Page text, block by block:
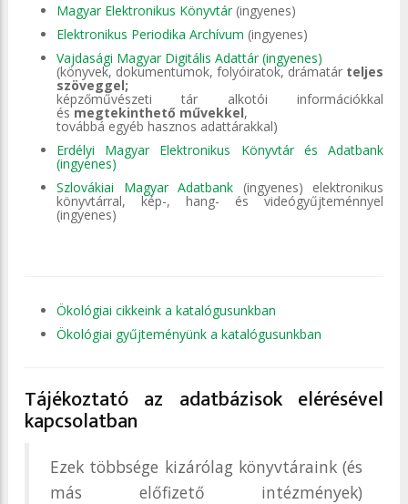
Magyar Elektronikus Könyvtár(ingyenes)
Elektronikus Periodika Archívum (ingyenes)
Vajdasági Magyar Digitális Adattár (ingyenes)
(könyvek, dokumentumok, folyóiratok, drámatár teljes
szöveggel;
képzőművészeti tár alkotói információkkal
ésmegtekinthető művekkel,
továbbá egyéb hasznos adattárakkal)
Erdélyi Magyar Elektronikus Könyvtár és Adatbank
(ingyenes)
Szlovákiai Magyar Adatbank (ingyenes) elektronikus
könyvtárral, kép-, hang- és videógyűjteménnyel
(ingyenes)
Ökológiai cikkeink a katalógusunkban
Ökológiai gyűjteményünk a katalógusunkban
Tájékoztató az adatbázisok elérésével
kapcsolatban
Ezek többsége kizárólag könyvtáraink (és
más előfizető intézmények)